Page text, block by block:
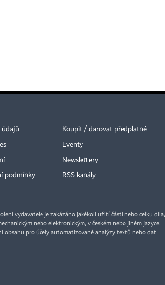
údajů
podmínky
Koupit / darovat předplatné
Eventy
Newslettery
RSS kanály
vydavatele je zakázáno jakékoli užití částí nebo celku díla,
nebo elektronickým, v českém nebo jiném jazyce.
obsahu pro účely automatizované analýzy textů nebo dat